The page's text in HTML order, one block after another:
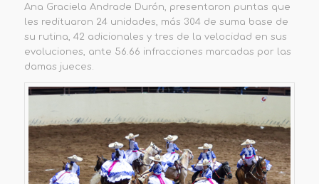
Ana Graciela Andrade Durón, presentaron puntas que
les redituaron 24 unidades, más 304 de suma base de
su rutina, 42 adicionales y tres de la velocidad en sus
evoluciones, ante 56.66 infracciones marcadas por las
damas jueces.